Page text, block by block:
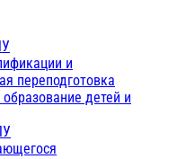
и
переподготовка
детей и